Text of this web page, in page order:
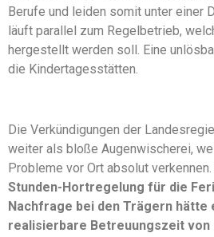
Berufe und leiden somit unter einer
läuft parallel zum Regelbetrieb,
hergestellt werden soll. Eine
die Kindertagesstätten.
Die Verkündigungen der
weiter als bloße Augenwischerei,
Probleme vor Ort absolut verkennen.
Stunden-Hortregelung für die
Nachfrage bei den Trägern hätte
realisierbare Betreuungszeit von